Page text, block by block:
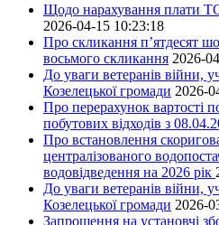
Щодо нарахування плати
2026-04-15 10:23:18
Про скликання п’ятдесят
восьмого скликання 2026-
До уваги ветеранів війни,
Козелецької громади 2026-
Про перерахунок вартості
побутових відходів з
Про встановлення
централізованого
водовідведення на 2026 рік
До уваги ветеранів війни,
Козелецької громади 2026-
Запрошення на установчі